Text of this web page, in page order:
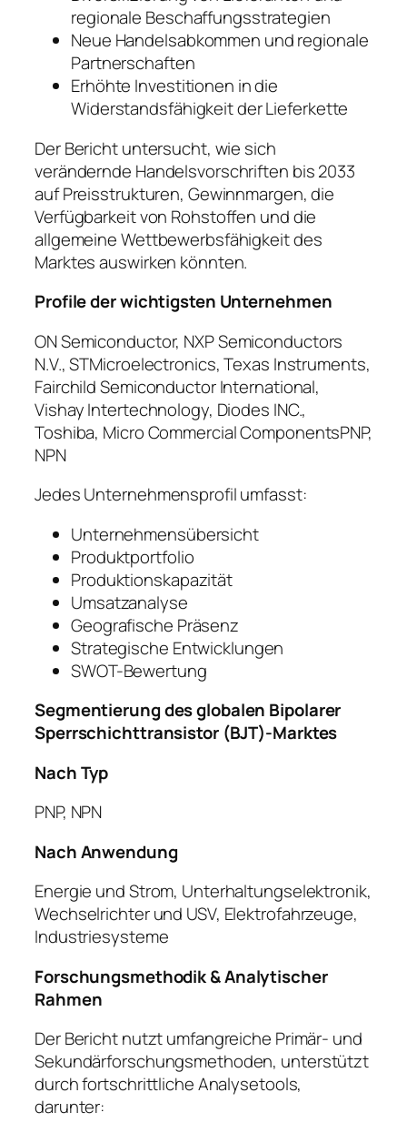
regionale Beschaffungsstrategien
Neue Handelsabkommen und regionale
Partnerschaften
Erhöhte Investitionen in die
Widerstandsfähigkeit der Lieferkette
Der Bericht untersucht, wie sich
verändernde Handelsvorschriften bis 2033
auf Preisstrukturen, Gewinnmargen, die
Verfügbarkeit von Rohstoffen und die
allgemeine Wettbewerbsfähigkeit des
Marktes auswirken könnten.
Profile der wichtigsten Unternehmen
ON Semiconductor, NXP Semiconductors
N.V., STMicroelectronics, Texas Instruments,
Fairchild Semiconductor International,
Vishay Intertechnology, Diodes INC.,
Toshiba, Micro Commercial ComponentsPNP,
NPN
Jedes Unternehmensprofil umfasst:
Unternehmensübersicht
Produktportfolio
Produktionskapazität
Umsatzanalyse
Geografische Präsenz
Strategische Entwicklungen
SWOT-Bewertung
Segmentierung des globalen Bipolarer
Sperrschichttransistor (BJT)-Marktes
Nach Typ
PNP, NPN
Nach Anwendung
Energie und Strom, Unterhaltungselektronik,
Wechselrichter und USV, Elektrofahrzeuge,
Industriesysteme
Forschungsmethodik & Analytischer
Rahmen
Der Bericht nutzt umfangreiche Primär- und
Sekundärforschungsmethoden, unterstützt
durch fortschrittliche Analysetools,
darunter: